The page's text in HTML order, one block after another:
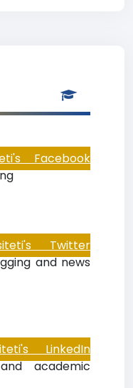
Facebook
Twitter
and news
LinkedIn
academic